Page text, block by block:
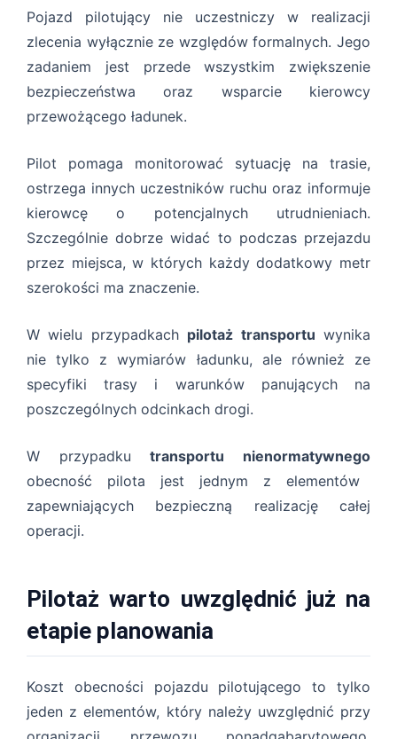
Pojazd pilotujący nie uczestniczy w realizacji
zlecenia wyłącznie ze względów formalnych. Jego
zadaniem jest przede wszystkim zwiększenie
bezpieczeństwa oraz wsparcie kierowcy
przewożącego ładunek.
Pilot pomaga monitorować sytuację na trasie,
ostrzega innych uczestników ruchu oraz informuje
kierowcę o potencjalnych utrudnieniach.
Szczególnie dobrze widać to podczas przejazdu
przez miejsca, w których każdy dodatkowy metr
szerokości ma znaczenie.
W wielu przypadkach pilotaż transportu wynika
nie tylko z wymiarów ładunku, ale również ze
specyfiki trasy i warunków panujących na
poszczególnych odcinkach drogi.
W przypadkutransportu nienormatywnego
obecność pilota jest jednym z elementów
zapewniających bezpieczną realizację całej
operacji.
Pilotaż warto uwzględnić już na
etapie planowania
Koszt obecności pojazdu pilotującego to tylko
jeden z elementów, który należy uwzględnić przy